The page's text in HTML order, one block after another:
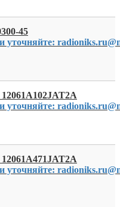
45
уточняйте:
уточняйте:
уточняйте: